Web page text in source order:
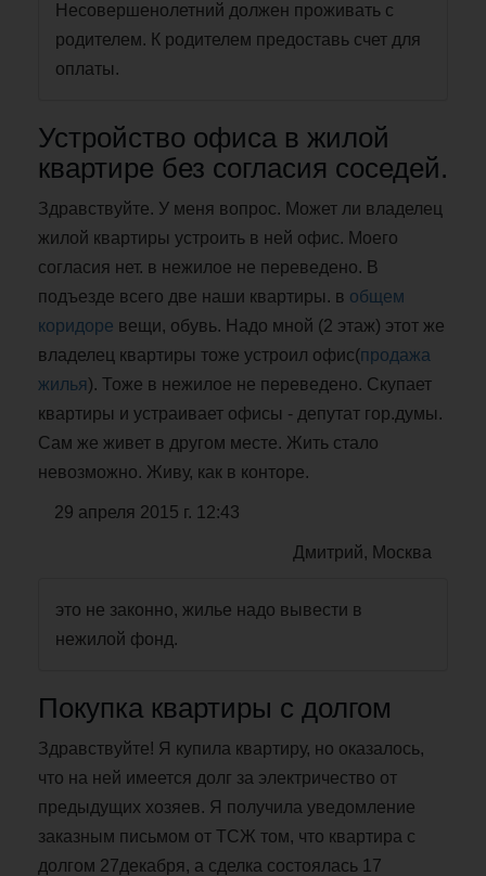
Несовершенолетний должен проживать с
родителем. К родителем предоставь счет для
оплаты.
Устройство офиса в жилой
квартире без согласия соседей.
Здравствуйте. У меня вопрос. Может ли владелец
жилой квартиры устроить в ней офис. Моего
согласия нет. в нежилое не переведено. В
подъезде всего две наши квартиры. в общем
коридоре вещи, обувь. Надо мной (2 этаж) этот же
владелец квартиры тоже устроил офис(продажа
жилья). Тоже в нежилое не переведено. Скупает
квартиры и устраивает офисы - депутат гор.думы.
Сам же живет в другом месте. Жить стало
невозможно. Живу, как в конторе.
29 апреля 2015 г. 12:43
Дмитрий, Москва
это не законно, жилье надо вывести в
нежилой фонд.
Покупка квартиры с долгом
Здравствуйте! Я купила квартиру, но оказалось,
что на ней имеется долг за электричество от
предыдущих хозяев. Я получила уведомление
заказным письмом от ТСЖ том, что квартира с
долгом 27декабря, а сделка состоялась 17